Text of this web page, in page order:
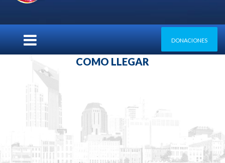
DONACIONES
COMO LLEGAR